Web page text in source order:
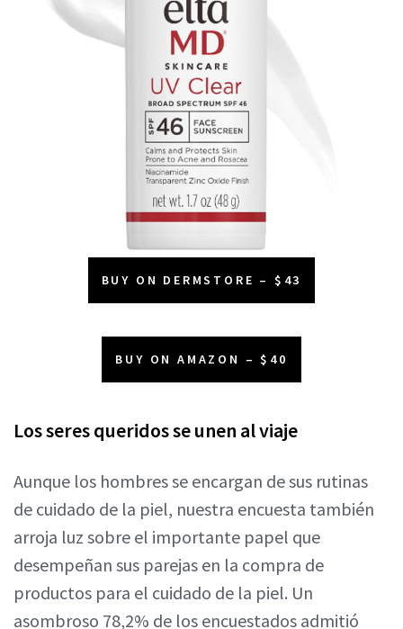
BUY ON DERMSTORE – $43
BUY ON AMAZON – $40
Los seres queridos se unen al viaje
Aunque los hombres se encargan de sus rutinas
de cuidado de la piel, nuestra encuesta también
arroja luz sobre el importante papel que
desempeñan sus parejas en la compra de
productos para el cuidado de la piel. Un
asombroso 78,2% de los encuestados admitió